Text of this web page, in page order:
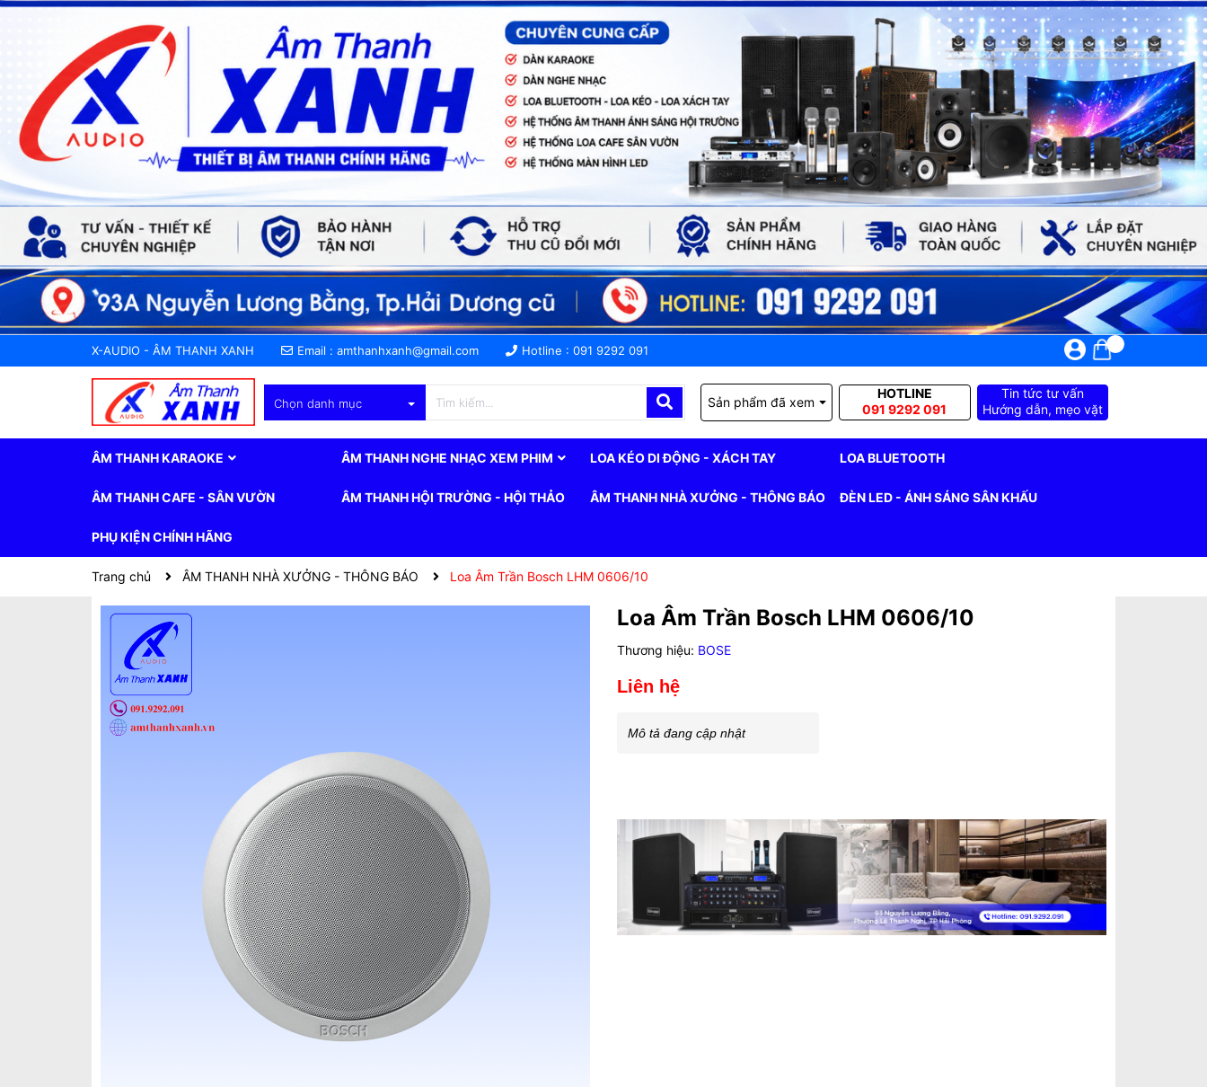
X-AUDIO - ÂM THANH XANH Email : amthanhxanh@gmail.com Hotline : 091 9292 091
Chọn danh mục Sản phẩm đã xem
HOTLINE
091 9292 091
Tin tức tư vấn
Hướng dẫn, mẹo vặt
ÂM THANH KARAOKE ÂM THANH NGHE NHẠC XEM PHIM LOA KÉO DI ĐỘNG - XÁCH TAY LOA BLUETOOTH
ÂM THANH CAFE - SÂN VƯỜN ÂM THANH HỘI TRƯỜNG - HỘI THẢO ÂM THANH NHÀ XƯỞNG - THÔNG BÁO ĐÈN LED - ÁNH SÁNG SÂN KHẤU
PHỤ KIỆN CHÍNH HÃNG
Trang chủ ÂM THANH NHÀ XƯỞNG - THÔNG BÁO Loa Âm Trần Bosch LHM 0606/10
Loa Âm Trần Bosch LHM 0606/10
Thương hiệu: BOSE
Liên hệ
Mô tả đang cập nhật